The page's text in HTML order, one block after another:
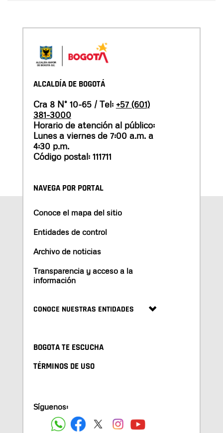
ALCALDÍA DE BOGOTÁ
Cra 8 N° 10-65 / Tel: +57 (601)
381-3000
Horario de atención al público:
Lunes a viernes de 7:00 a.m. a
4:30 p.m.
Código postal: 111711
NAVEGA POR PORTAL
Conoce el mapa del sitio
Entidades de control
Archivo de noticias
Transparencia y acceso a la
información
CONOCE NUESTRAS ENTIDADES
BOGOTA TE ESCUCHA
TÉRMINOS DE USO
Síguenos: